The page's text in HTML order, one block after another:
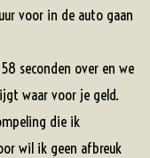
voor in de auto gaan
seconden over en we
waar voor je geld.
die ik
wil ik geen afbreuk